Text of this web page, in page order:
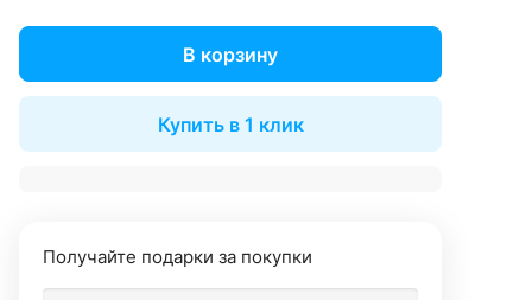
В корзину
Купить в 1 клик
Получайте подарки за покупки